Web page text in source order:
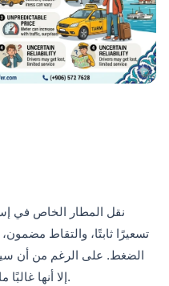
نقل المطار الخاص في
تسعيرًا ثابتًا، والتقاط
الضغط. على الرغم من أن
إلا أنها غالبًا ما تأتي مع عدم اليقين - خاصة للسياح.